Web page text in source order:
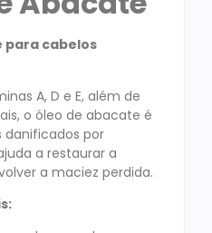
para cabelos
A, D e E, além de
o óleo de abacate é
danificados por
a restaurar a
a maciez perdida.